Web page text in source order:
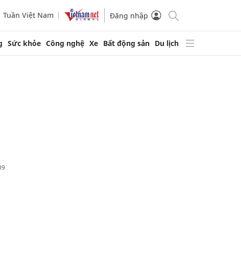
Tuần Việt Nam Đăng nhập
Sức khỏe Công nghệ Xe Bất động sản Du lịch